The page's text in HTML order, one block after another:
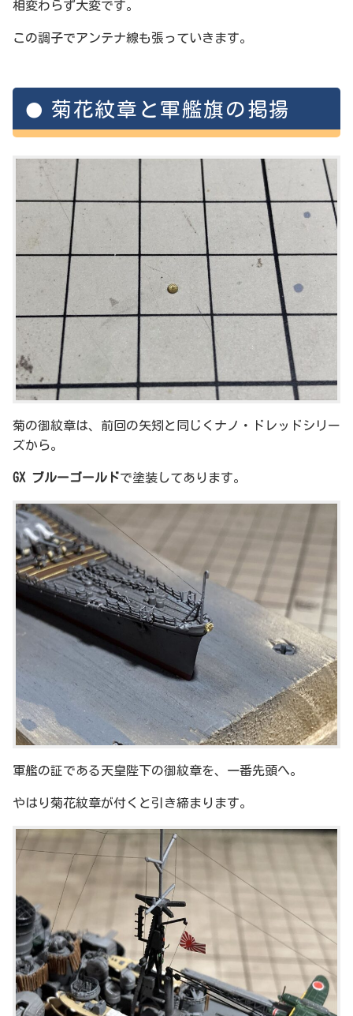
相変わらず大変です。
この調子でアンテナ線も張っていきます。
菊花紋章と軍艦旗の掲揚
菊の御紋章は、前回の矢矧と同じくナノ・ドレッドシリー
ズから。
GX ブルーゴールドで塗装してあります。
軍艦の証である天皇陛下の御紋章を、一番先頭へ。
やはり菊花紋章が付くと引き締まります。